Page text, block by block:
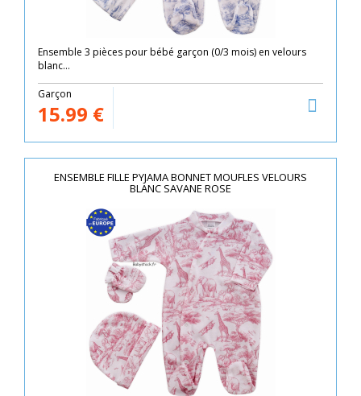
Ensemble 3 pièces pour bébé garçon (0/3 mois) en velours
blanc...
Garçon
15.99 €
ENSEMBLE FILLE PYJAMA BONNET MOUFLES VELOURS
BLANC SAVANE ROSE